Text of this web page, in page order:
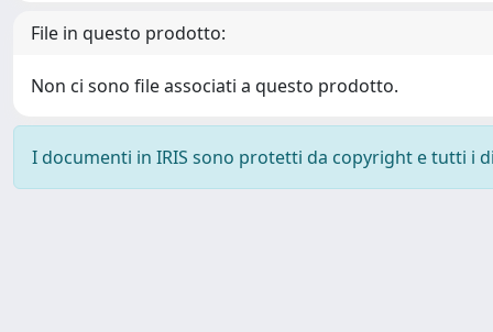
File in questo prodotto:
Non ci sono file associati a questo prodotto.
I documenti in IRIS sono protetti da copyright e tutti i